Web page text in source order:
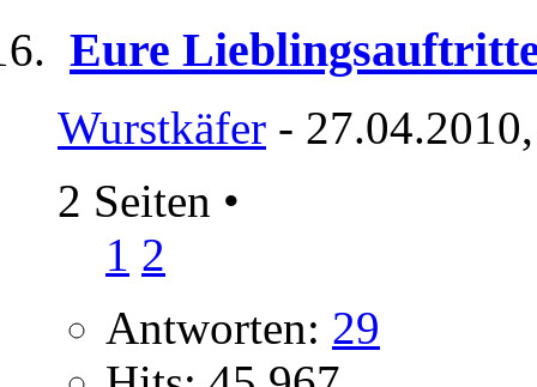
Eure
Wurstkäfer -
2 Seiten •
1 2
Antworten: 29